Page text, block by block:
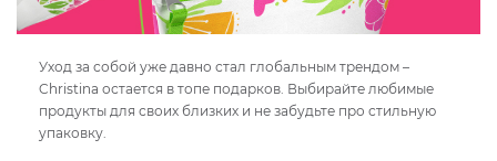
Уход за собой уже давно стал глобальным трендом –
Christina остается в топе подарков. Выбирайте любимые
продукты для своих близких и не забудьте про стильную
упаковку.